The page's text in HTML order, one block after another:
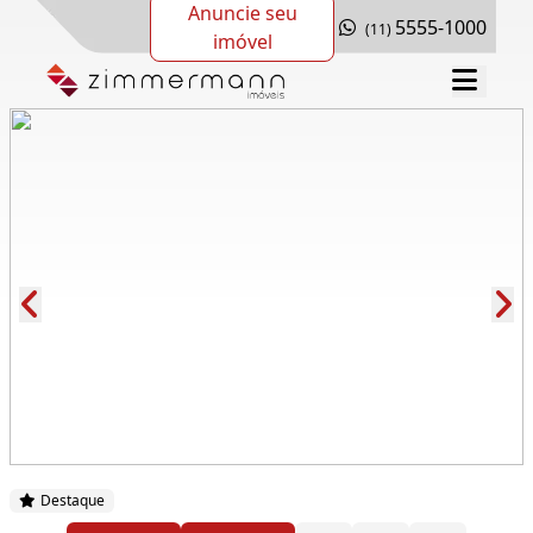
Anuncie seu
imóvel
(11) 5555-1000
Destaque